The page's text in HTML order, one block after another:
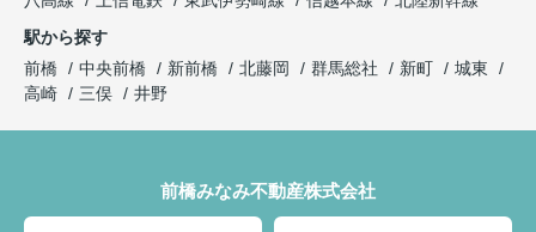
駅から探す
前橋
中央前橋 新前橋 北藤岡 群馬総社 新町
城東
高崎
三俣 井野
前橋みなみ不動産株式会社